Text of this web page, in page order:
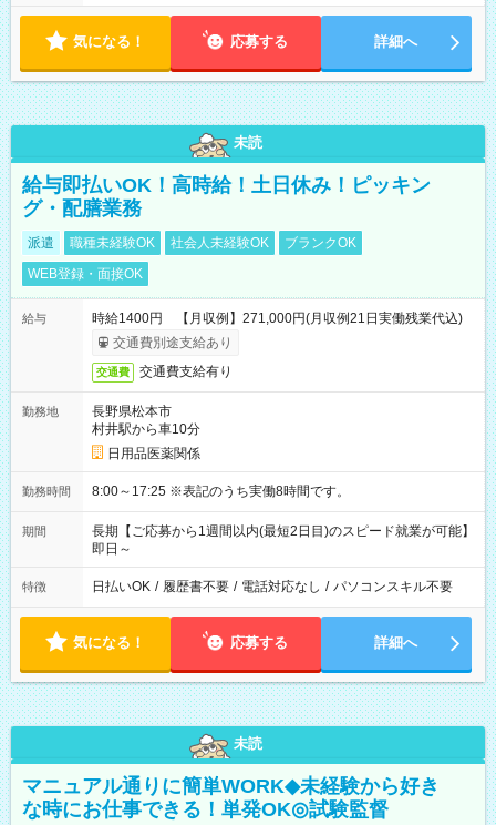
気になる！ 応募する 詳細へ
未読
給与即払いOK！高時給！土日休み！ピッキン
グ・配膳業務
派遣 職種未経験OK 社会人未経験OK
ブランクOK
WEB登録・面接OK
給与
時給1400円 【月収例】271,000円(月収例21日実働残業代込)
交通費別途支給あり
交通費 交通費支給有り
勤務地
長野県松本市
村井駅から車10分
日用品医薬関係
勤務時間 8:00～17:25 ※表記のうち実働8時間です。
期間
長期【ご応募から1週間以内(最短2日目)のスピード就業が可能】
即日～
特徴 日払いOK / 履歴書不要 / 電話対応なし / パソコンスキル不要
気になる！ 応募する 詳細へ
未読
マニュアル通りに簡単WORK◆未経験から好き
な時にお仕事できる！単発OK◎試験監督